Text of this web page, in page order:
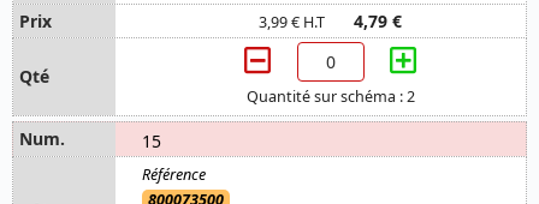
3,99 € H.T 4,79 €
Quantité sur schéma : 2
15